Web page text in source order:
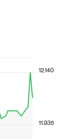
11.935
12.140